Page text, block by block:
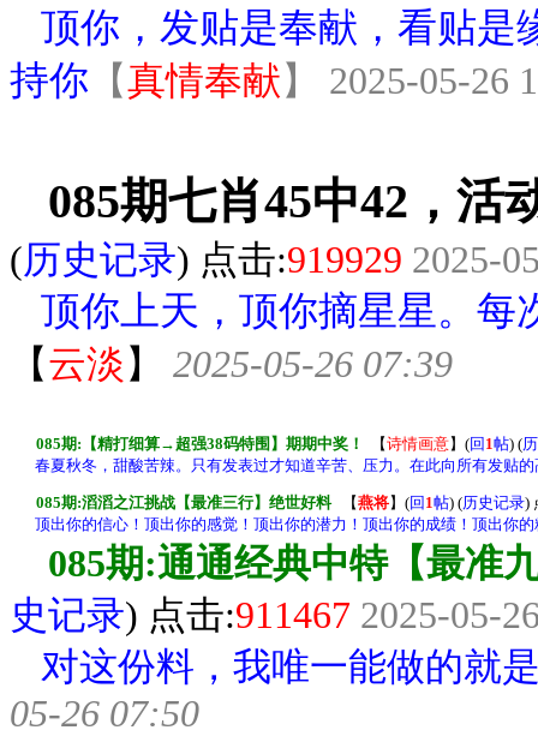
顶你，发贴是奉献，看贴是
持你 【真情奉献 】 2025-05-26
085期七肖45中42，活
(历史记录) 点击:919929 2025-
顶你上天，顶你摘星星。每
【云淡 】 2025-05-26 07:39
085期:【精打细算→超强38码特围】期期中奖！ 【诗情画意】 (回1帖) (
春夏秋冬，甜酸苦辣。只有发表过才知道辛苦、压力。在此向所有发贴
085期:滔滔之江挑战【最准三行】绝世好料 【燕将】 (回 1帖) (历史记录)
顶出你的信心！顶出你的感觉！顶出你的潜力！顶出你的成绩！顶出你
085期:通通经典中特【最准
史记录) 点击:911467 2025-05-
对这份料，我唯一能做的就
05-26 07:50